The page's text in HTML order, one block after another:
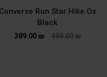
Converse Run Star Hike Ox
Black
499.00₪
389.00 ₪